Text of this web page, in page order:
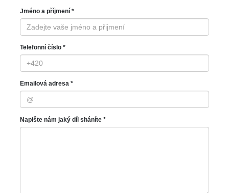
Jméno a příjmení *
Telefonní číslo *
Emailová adresa *
Napište nám jaký díl sháníte *